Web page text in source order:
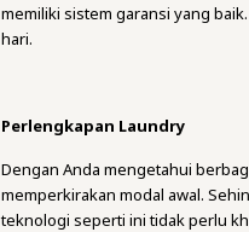
memiliki sistem garansi yang
hari.
Perlengkapan Laundry
Dengan Anda mengetahui
memperkirakan modal awal.
teknologi seperti ini tidak perlu